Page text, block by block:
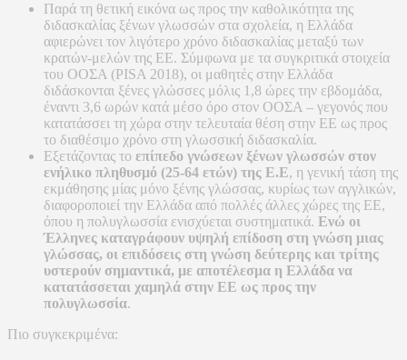
Παρά τη θετική εικόνα ως προς την καθολικότητα της
διδασκαλίας ξένων γλωσσών στα σχολεία, η Ελλάδα
αφιερώνει τον λιγότερο χρόνο διδασκαλίας μεταξύ των
κρατών-μελών της ΕΕ. Σύμφωνα με τα συγκριτικά στοιχεία
του ΟΟΣΑ (PISA 2018), οι μαθητές στην Ελλάδα
διδάσκονται ξένες γλώσσες μόλις 1,8 ώρες την εβδομάδα,
έναντι 3,6 ωρών κατά μέσο όρο στον ΟΟΣΑ – γεγονός που
κατατάσσει τη χώρα στην τελευταία θέση στην ΕΕ ως προς
το διαθέσιμο χρόνο στη γλωσσική διδασκαλία.
Εξετάζοντας το επίπεδο γνώσεων ξένων γλωσσών στον
ενήλικο πληθυσμό (25-64 ετών) της Ε.Ε, η γενική τάση της
εκμάθησης μίας μόνο ξένης γλώσσας, κυρίως των αγγλικών,
διαφοροποιεί την Ελλάδα από πολλές άλλες χώρες της ΕΕ,
όπου η πολυγλωσσία ενισχύεται συστηματικά. Ενώ οι
Έλληνες καταγράφουν υψηλή επίδοση στη γνώση μιας
γλώσσας, οι επιδόσεις στη γνώση δεύτερης και τρίτης
υστερούν σημαντικά, με αποτέλεσμα η Ελλάδα να
κατατάσσεται χαμηλά στην ΕΕ ως προς την
πολυγλωσσία.
Πιο συγκεκριμένα: